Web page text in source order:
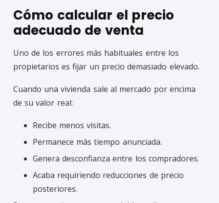
Cómo calcular el precio
adecuado de venta
Uno de los errores más habituales entre los
propietarios es fijar un precio demasiado elevado.
Cuando una vivienda sale al mercado por encima
de su valor real:
Recibe menos visitas.
Permanece más tiempo anunciada.
Genera desconfianza entre los compradores.
Acaba requiriendo reducciones de precio
posteriores.